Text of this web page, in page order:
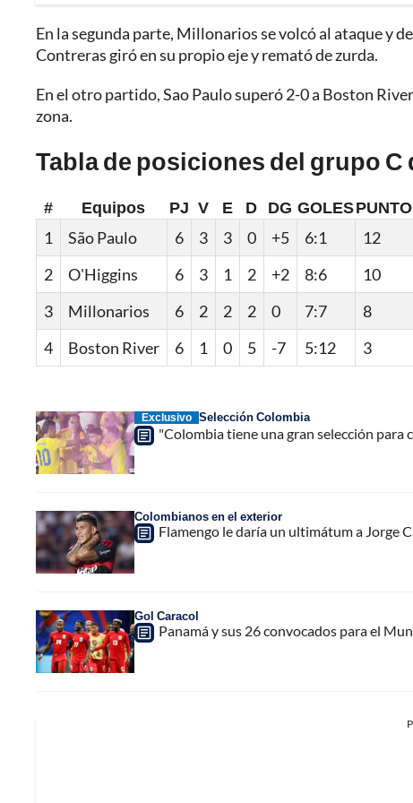
En la segunda parte, Millonarios se volcó al ataque y
Contreras giró en su propio eje y remató de zurda.
En el otro partido, Sao Paulo superó 2-0 a Boston
zona.
Tabla de posiciones del grupo C
# Equipos PJ V E D DG GOLES
1
São Paulo 6 3 3 0 +5 6:1
12
2
O'Higgins 6 3 1 2 +2 8:6
10
3
Millonarios 6 2 2 2 0 7:7
8
4
Boston River 6 1 0 5 -7 5:12 3
Exclusivo Selección Colombia
"Colombia tiene una gran selección
Colombianos en el exterior
Flamengo le daría un ultimátum a Jorge
Gol Caracol
Panamá y sus 26 convocados para el